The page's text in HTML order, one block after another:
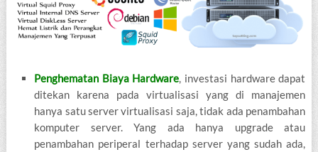
Penghematan Biaya Hardware, investasi hardware dapat
ditekan karena pada virtualisasi yang di manajemen
hanya satu server virtualisasi saja, tidak ada penambahan
komputer server. Yang ada hanya upgrade atau
penambahan periperal terhadap server yang sudah ada,